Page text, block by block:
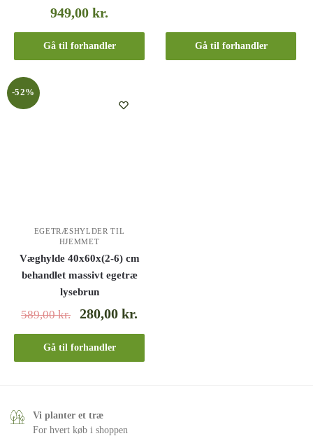
949,00kr.
Gå til forhandler Gå til forhandler
-52%
EGETRÆSHYLDER TIL
HJEMMET
Væghylde 40x60x(2-6) cm
behandlet massivt egetræ
lysebrun
589,00kr. 280,00kr.
Gå til forhandler
Vi planter et træ
For hvert køb i shoppen